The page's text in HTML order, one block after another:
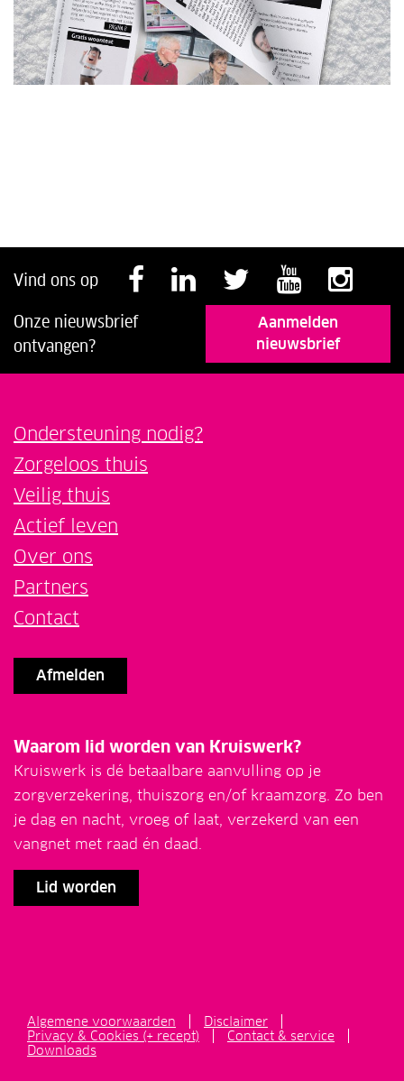
Vind ons op Volg ons op
Volg ons op
Volg ons
Volg
Onze nieuwsbrief
ontvangen?
Aanmelden
nieuwsbrief
Ondersteuning nodig?
Zorgeloos thuis
Veilig thuis
Actief leven
Over ons
Partners
Contact
Afmelden
Waarom lid worden van Kruiswerk?
Kruiswerk is dé betaalbare aanvulling op je
zorgverzekering, thuiszorg en/of kraamzorg. Zo ben
je dag en nacht, vroeg of laat, verzekerd van een
vangnet met raad én daad.
Lid worden
Algemene voorwaarden
Disclaimer
Privacy & Cookies (+ recept)
Contact & service
Downloads